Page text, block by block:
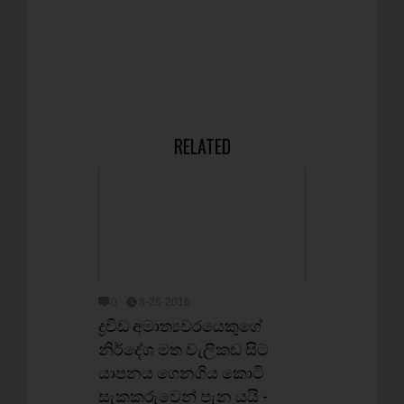
RELATED
ද්‍රවිඩ අමාත්‍යවරයෙකුගේ
නිර්දේශ මත වැලිකඩ සිට
යාපනය ගෙනගිය කොටි
සැකකරුවෙන් පැන යයි -